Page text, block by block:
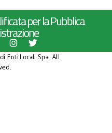
per la Pubblica
Enti Locali Spa. All